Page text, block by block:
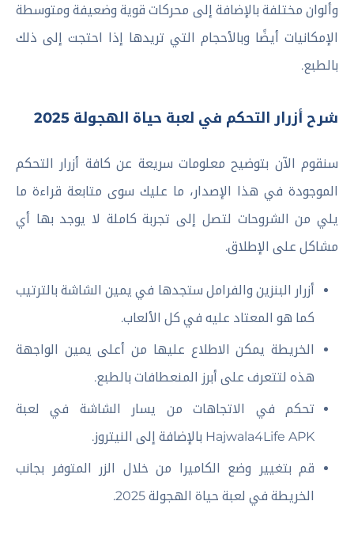
وألوان مختلفة بالإضافة إلى محركات قوية وضعيفة ومتوسطة
الإمكانيات أيضًا وبالأحجام التي تريدها إذا احتجت إلى ذلك
بالطبع.
شرح أزرار التحكم في لعبة حياة الهجولة 2025
سنقوم الآن بتوضيح معلومات سريعة عن كافة أزرار التحكم
الموجودة في هذا الإصدار، ما عليك سوى متابعة قراءة ما
يلي من الشروحات لتصل إلى تجربة كاملة لا يوجد بها أي
مشاكل على الإطلاق.
أزرار البنزين والفرامل ستجدها في يمين الشاشة بالترتيب
كما هو المعتاد عليه في كل الألعاب.
الخريطة يمكن الاطلاع عليها من أعلى يمين الواجهة
هذه لتتعرف على أبرز المنعطافات بالطبع.
تحكم في الاتجاهات من يسار الشاشة في لعبة
Hajwala4Life APK بالإضافة إلى النيتروز.
قم بتغيير وضع الكاميرا من خلال الزر المتوفر بجانب
الخريطة في لعبة حياة الهجولة 2025.